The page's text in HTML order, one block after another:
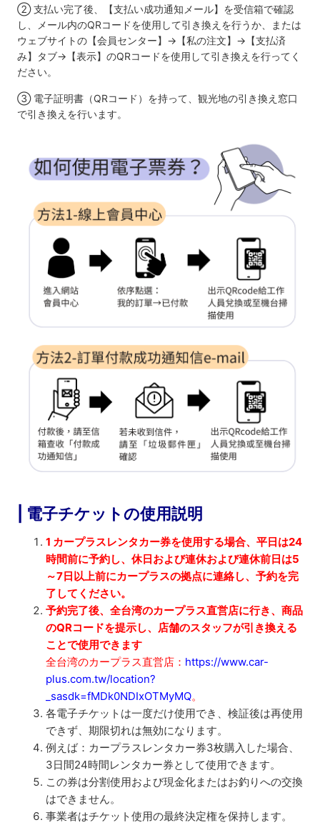
② 支払い完了後、【支払い成功通知メール】を受信箱で確認
し、メール内のQRコードを使用して引き換えを行うか、または
ウェブサイトの【会員センター】→【私の注文】→【支払済
み】タブ→【表示】のQRコードを使用して引き換えを行ってく
ださい。
③ 電子証明書（QRコード）を持って、観光地の引き換え窓口
で引き換えを行います。
| 電子チケットの使用説明
1 カープラスレンタカー券を使用する場合、平日は24
時間前に予約し、休日および連休および連休前日は5
～7日以上前にカープラスの拠点に連絡し、予約を完
了してください。
予約完了後、全台湾のカープラス直営店に行き、商品
のQRコードを提示し、店舗のスタッフが引き換える
ことで使用できます
全台湾のカープラス直営店： https://www.car-
plus.com.tw/location?
_sasdk=fMDk0NDIxOTMyMQ。
各電子チケットは一度だけ使用でき、検証後は再使用
できず、期限切れは無効になります。
例えば：カープラスレンタカー券3枚購入した場合、
3日間24時間レンタカー券として使用できます。
この券は分割使用および現金化またはお釣りへの交換
はできません。
事業者はチケット使用の最終決定権を保持します。